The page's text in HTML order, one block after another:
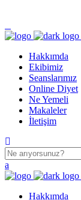
Hakkımda
Ekibimiz
Seanslarımız
Online Diyet
Ne Yemeli
Makaleler
İletişim
Hakkımda